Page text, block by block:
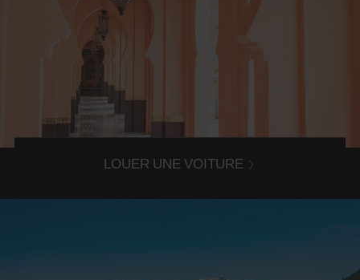
Louer une voiture à Oujda
Pour découvrir Oujda, la location de voiture avec Avis
LOUER UNE VOITURE